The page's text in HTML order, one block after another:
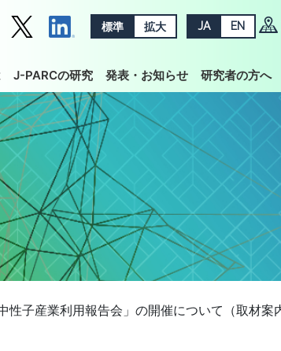
標準 拡大 JA EN
J-PARCの研究 発表・お知らせ 研究者の方へ
性子産業利用報告会」の開催について（取材案